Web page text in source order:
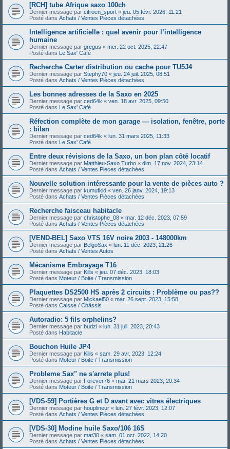
[RCH] tube Afrique saxo 100ch
Dernier message par citroen_sport « jeu. 05 févr. 2026, 11:21
Posté dans Achats / Ventes Pièces détachées
Intelligence artificielle : quel avenir pour l’intelligence
humaine
Dernier message par gregus « mer. 22 oct. 2025, 22:47
Posté dans Le Sax' Café
Recherche Carter distribution ou cache pour TU5J4
Dernier message par Stephy70 « jeu. 24 juil. 2025, 08:51
Posté dans Achats / Ventes Pièces détachées
Les bonnes adresses de la Saxo en 2025
Dernier message par ced64k « ven. 18 avr. 2025, 09:50
Posté dans Le Sax' Café
Réfection complète de mon garage — isolation, fenêtre, porte
: bilan
Dernier message par ced64k « lun. 31 mars 2025, 11:33
Posté dans Le Sax' Café
Entre deux révisions de la Saxo, un bon plan côté locatif
Dernier message par Matthieu-Saxo Turbo « dim. 17 nov. 2024, 23:14
Posté dans Achats / Ventes Pièces détachées
Nouvelle solution intéressante pour la vente de pièces auto ?
Dernier message par kumufkid « ven. 26 janv. 2024, 19:13
Posté dans Achats / Ventes Pièces détachées
Recherche faisceau habitacle
Dernier message par christophe_08 « mar. 12 déc. 2023, 07:59
Posté dans Achats / Ventes Pièces détachées
[VEND-BEL] Saxo VTS 16V noire 2003 - 148000km
Dernier message par BelgoSax « lun. 11 déc. 2023, 21:26
Posté dans Achats / Ventes Autos
Mécanisme Embrayage T16
Dernier message par Kills « jeu. 07 déc. 2023, 18:03
Posté dans Moteur / Boite / Transmission
Plaquettes DS2500 HS après 2 circuits : Problème ou pas??
Dernier message par Mickael50 « mar. 26 sept. 2023, 15:58
Posté dans Caisse / Châssis
Autoradio: 5 fils orphelins?
Dernier message par budzi « lun. 31 juil. 2023, 20:43
Posté dans Habitacle
Bouchon Huile JP4
Dernier message par Kills « sam. 29 avr. 2023, 12:24
Posté dans Moteur / Boite / Transmission
Probleme Sax" ne s'arrete plus!
Dernier message par Forever76 « mar. 21 mars 2023, 20:34
Posté dans Moteur / Boite / Transmission
[VDS-59] Portières G et D avant avec vitres électriques
Dernier message par houplineur « lun. 27 févr. 2023, 12:07
Posté dans Achats / Ventes Pièces détachées
[VDS-30] Modine huile Saxo/106 16S
Dernier message par mat30 « sam. 01 oct. 2022, 14:20
Posté dans Achats / Ventes Pièces détachées